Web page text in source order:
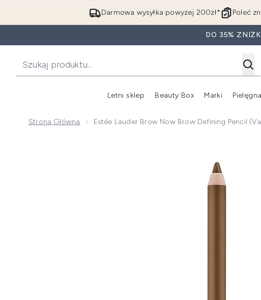
Darmowa wysyłka powyżej 200zł* Poleć
DO 35%
Letni sklep Beauty Box Marki
Strona Główna Estée Lauder Brow Now Brow Defining Pencil